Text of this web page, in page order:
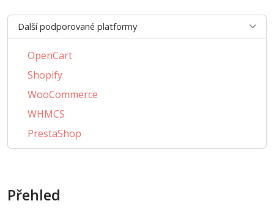
Další podporované platformy
OpenCart
Shopify
WooCommerce
WHMCS
PrestaShop
BigCommerce
CubeCart
Přehled